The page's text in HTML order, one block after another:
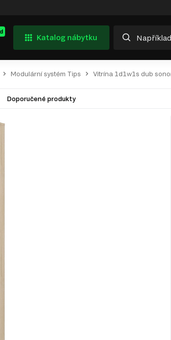
Katalog nábytku
Modulární systém Tips Vitrína 1d1w1s dub
Doporučené produkty